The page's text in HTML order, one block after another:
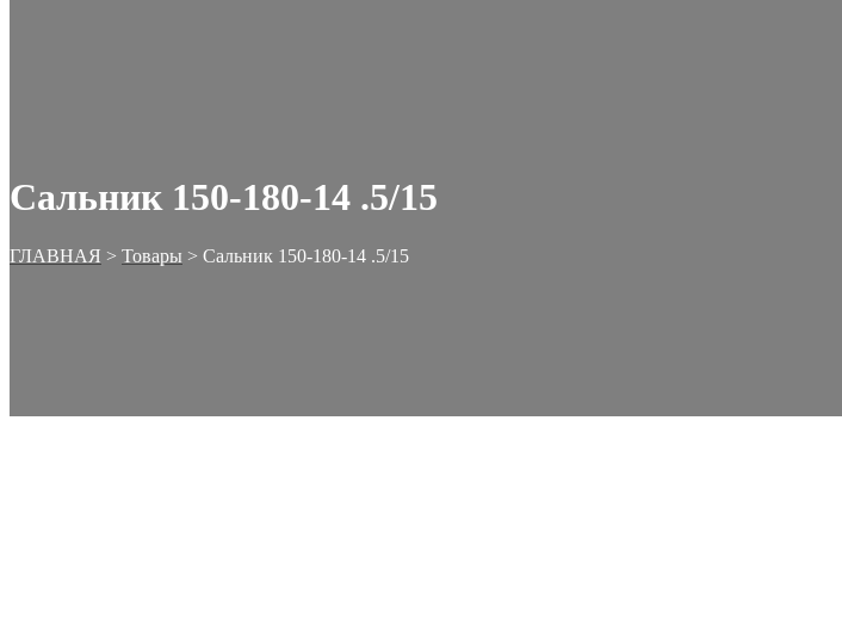
Сальник 150-180-14 .5/15
ГЛАВНАЯ > Товары > Сальник 150-180-14 .5/15